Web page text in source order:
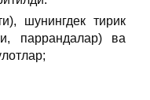
шунингдек тирик
паррандалар) ва